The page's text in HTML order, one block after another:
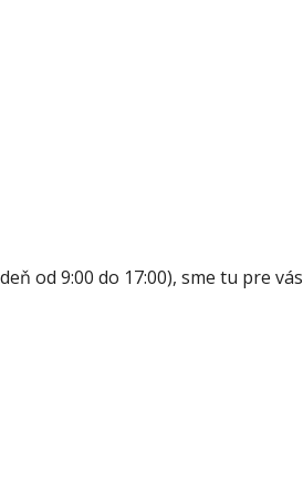
od 9:00 do 17:00), sme tu pre vás